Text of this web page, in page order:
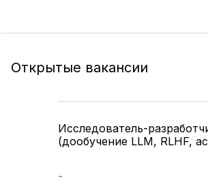
Открытые вакансии
Исследователь-
(дообучение LLM, RLHF,
-